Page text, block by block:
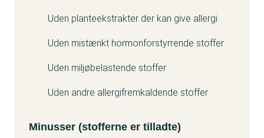
Uden planteekstrakter der kan give allergi
Uden mistænkt hormonforstyrrende stoffer
Uden miljøbelastende stoffer
Uden andre allergifremkaldende stoffer
Minusser (stofferne er tilladte)